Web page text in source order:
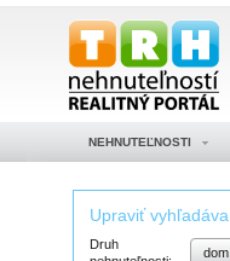
NEHNUTEĽNOSTI
Upraviť
Druh
dom